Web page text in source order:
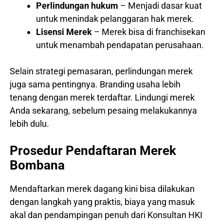
Perlindungan hukum – Menjadi dasar kuat
untuk menindak pelanggaran hak merek.
Lisensi Merek – Merek bisa di franchisekan
untuk menambah pendapatan perusahaan.
Selain strategi pemasaran, perlindungan merek
juga sama pentingnya. Branding usaha lebih
tenang dengan merek terdaftar. Lindungi merek
Anda sekarang, sebelum pesaing melakukannya
lebih dulu.
Prosedur Pendaftaran Merek
Bombana
Mendaftarkan merek dagang kini bisa dilakukan
dengan langkah yang praktis, biaya yang masuk
akal dan pendampingan penuh dari Konsultan HKI